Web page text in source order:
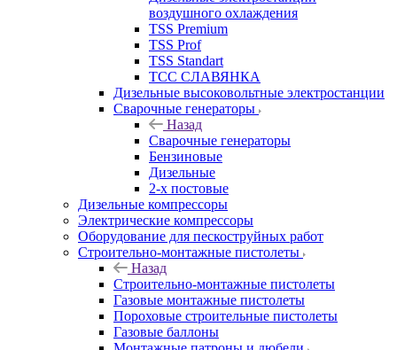
воздушного охлаждения
TSS Premium
TSS Prof
TSS Standart
ТСС СЛАВЯНКА
Дизельные высоковольтные электростанции
Сварочные генераторы
Назад
Сварочные генераторы
Бензиновые
Дизельные
2-х постовые
Дизельные компрессоры
Электрические компрессоры
Оборудование для пескоструйных работ
Строительно-монтажные пистолеты
Назад
Строительно-монтажные пистолеты
Газовые монтажные пистолеты
Пороховые строительные пистолеты
Газовые баллоны